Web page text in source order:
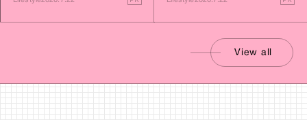
View all